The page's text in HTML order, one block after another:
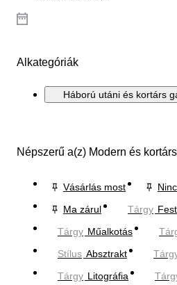
Alkategóriák
Háború utáni és kortárs
Népszerű a(z) Modern és
Vásárlás most
Ma zárul
Tárgy
Tárgy Műalkotás
Stílus Absztrakt
Tárgy Litográfia